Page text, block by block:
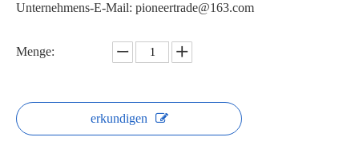
2000PSI Kugelhahn mit Gewinde PQ11F-2000PSI
Unternehmens-E-Mail: pioneertrade@163.com
Menge:
erkundigen